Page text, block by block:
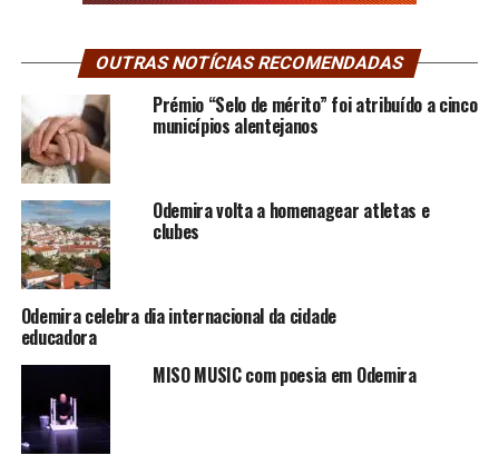
OUTRAS NOTÍCIAS RECOMENDADAS
Prémio “Selo de mérito” foi atribuído a cinco
municípios alentejanos
Odemira volta a homenagear atletas e
clubes
Odemira celebra dia internacional da cidade
educadora
MISO MUSIC com poesia em Odemira